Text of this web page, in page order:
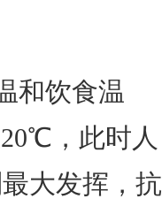
和饮食温
，此时人
大发挥，抗